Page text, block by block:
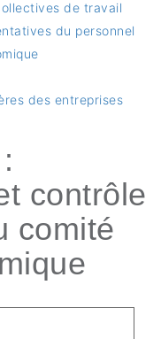
de travail
du personnel
des entreprises
contrôle
comité